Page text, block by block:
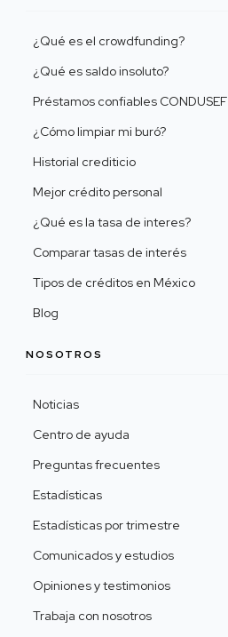
¿Qué es el crowdfunding?
¿Qué es saldo insoluto?
Préstamos confiables CONDUSEF
¿Cómo limpiar mi buró?
Historial crediticio
Mejor crédito personal
¿Qué es la tasa de interes?
Comparar tasas de interés
Tipos de créditos en México
Blog
NOSOTROS
Noticias
Centro de ayuda
Preguntas frecuentes
Estadísticas
Estadísticas por trimestre
Comunicados y estudios
Opiniones y testimonios
Trabaja con nosotros